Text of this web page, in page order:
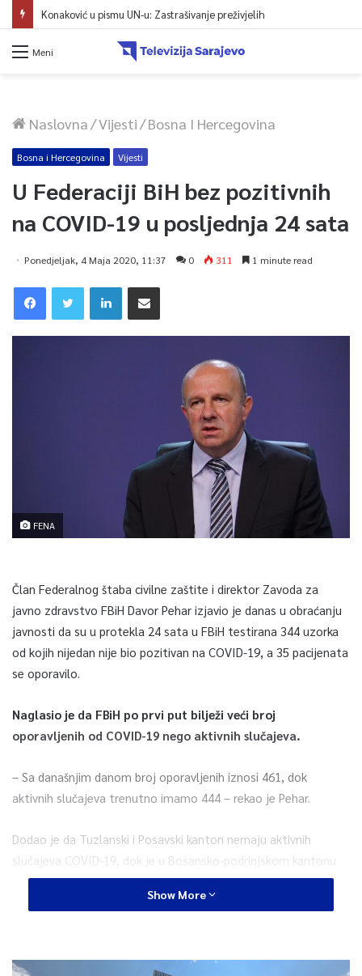
Konaković u pismu UN-u: Zastrašivanje preživjelih
Meni
Naslovna/Vijesti/Bosna I Hercegovina
Bosna i Hercegovina Vijesti
U Federaciji BiH bez pozitivnih
na COVID-19 u posljednja 24 sata
Ponedjeljak, 4 Maja 2020, 11:37 0 311 1 minute read
FENA
Član Federalnog štaba civilne zaštite i direktor Zavoda za
javno zdravstvo FBiH Davor Pehar izjavio je danas u obraćanju
javnosti da su u protekla 24 sata u FBiH testirana 344 uzorka
od kojih nijedan nije bio pozitivan na COVID-19, a 35 pacijenata
se oporavilo.
Naglasio je da FBiH po prvi put bilježi veći broj
oporavljenih od COVID-19 nego aktivnih slučajeva.
– Sa današnjim danom broj oporavljenih iznosi 461, dok
aktivnih slučajeva trenutno imamo 444 – rekao je Pehar.
Dodao je da Tuzlanski i Posavski kanton nemaju aktivnih
slučajeva COVID-19, dok je u Bosansko-podrinjskom kantonu
aktivan samo jedan.
Show More